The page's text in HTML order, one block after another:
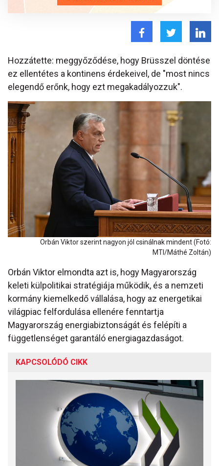
Hozzátette: meggyőződése, hogy Brüsszel döntése
ez ellentétes a kontinens érdekeivel, de "most nincs
elegendő erőnk, hogy ezt megakadályozzuk".
Orbán Viktor szerint nagyon jól csinálnak mindent (Fotó:
MTI/Máthé Zoltán)
Orbán Viktor elmondta azt is, hogy Magyarország
keleti külpolitikai stratégiája működik, és a nemzeti
kormány kiemelkedő vállalása, hogy az energetikai
világpiac felfordulása ellenére fenntartja
Magyarország energiabiztonságát és felépíti a
függetlenséget garantáló energiagazdaságot.
KAPCSOLÓDÓ CIKK